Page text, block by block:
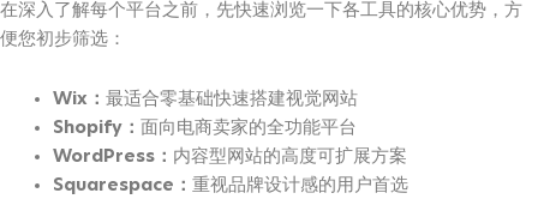
在深入了解每个平台之前，先快速浏览一下各工具的核心优势，方
便您初步筛选：
Wix： 最适合零基础快速搭建视觉网站
Shopify： 面向电商卖家的全功能平台
WordPress： 内容型网站的高度可扩展方案
Squarespace： 重视品牌设计感的用户首选